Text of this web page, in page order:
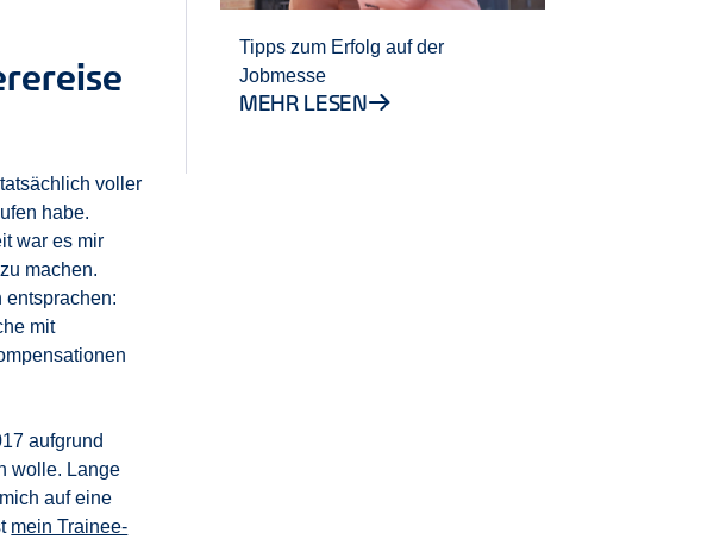
voller
habe.
war es mir
machen.
entsprachen:
mit
aufgrund
wolle. Lange
auf eine
mein Trainee-
Tipps zum Erfolg auf der
Jobmesse
MEHR LESEN